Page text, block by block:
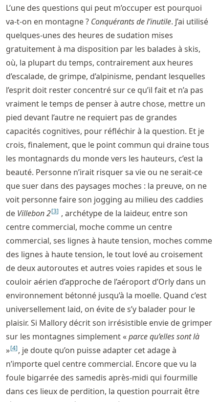
L’une des questions qui peut m’occuper est pourquoi
va-t-on en montagne ? Conquérants de l’inutile. J’ai utilisé
quelques-unes des heures de sudation mises
gratuitement à ma disposition par les balades à skis,
où, la plupart du temps, contrairement aux heures
d’escalade, de grimpe, d’alpinisme, pendant lesquelles
l’esprit doit rester concentré sur ce qu’il fait et n’a pas
vraiment le temps de penser à autre chose, mettre un
pied devant l’autre ne requiert pas de grandes
capacités cognitives, pour réfléchir à la question. Et je
crois, finalement, que le point commun qui draine tous
les montagnards du monde vers les hauteurs, c’est la
beauté. Personne n’irait risquer sa vie ou ne serait-ce
que suer dans des paysages moches : la preuve, on ne
voit personne faire son jogging au milieu des caddies
de Villebon 2[3] , archétype de la laideur, entre son
centre commercial, moche comme un centre
commercial, ses lignes à haute tension, moches comme
des lignes à haute tension, le tout lové au croisement
de deux autoroutes et autres voies rapides et sous le
couloir aérien d’approche de l’aéroport d’Orly dans un
environnement bétonné jusqu’à la moelle. Quand c’est
universellement laid, on évite de s’y balader pour le
plaisir. Si Mallory décrit son irrésistible envie de grimper
sur les montagnes simplement «parce qu’elles sont là
»[4], je doute qu’on puisse adapter cet adage à
n’importe quel centre commercial. Encore que vu la
foule bigarrée des samedis après-midi qui fourmille
dans ces lieux de perdition, la question pourrait être